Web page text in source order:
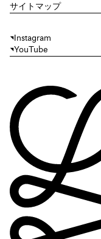
サイトマップ
Instagram
YouTube